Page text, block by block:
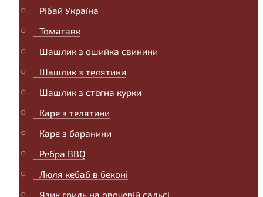
Рібай Україна
Томагавк
Шашлик з ошийка свинини
Шашлик з телятини
Шашлик з стегна курки
Каре з телятини
Каре з баранини
Ребра BBQ
Люля кебаб в беконі
Язик гриль на овочевій сальсі